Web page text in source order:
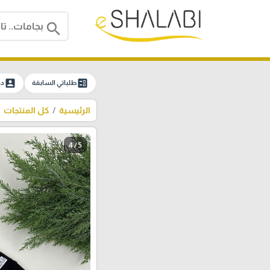
search
ballotطلباتي السابقة account_box
الرئيسية كل المنتجات
4 / 5